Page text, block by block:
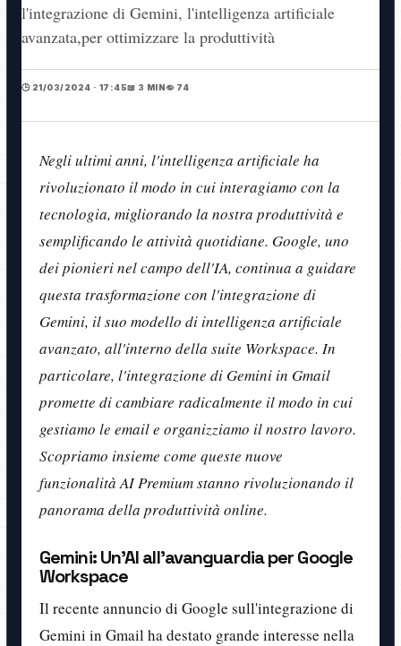
l'integrazione di Gemini, l'intelligenza artificiale
avanzata,per ottimizzare la produttività
🕒 21/03/2024 · 17:45📖 3 MIN👁️ 74
Negli ultimi anni, l'intelligenza artificiale ha
rivoluzionato il modo in cui interagiamo con la
tecnologia, migliorando la nostra produttività e
semplificando le attività quotidiane. Google, uno
dei pionieri nel campo dell'IA, continua a guidare
questa trasformazione con l'integrazione di
Gemini, il suo modello di intelligenza artificiale
avanzato, all'interno della suite Workspace. In
particolare, l'integrazione di Gemini in Gmail
promette di cambiare radicalmente il modo in cui
gestiamo le email e organizziamo il nostro lavoro.
Scopriamo insieme come queste nuove
funzionalità AI Premium stanno rivoluzionando il
panorama della produttività online.
Gemini: Un'AI all'avanguardia per Google
Workspace
Il recente annuncio di Google sull'integrazione di
Gemini in Gmail ha destato grande interesse nella